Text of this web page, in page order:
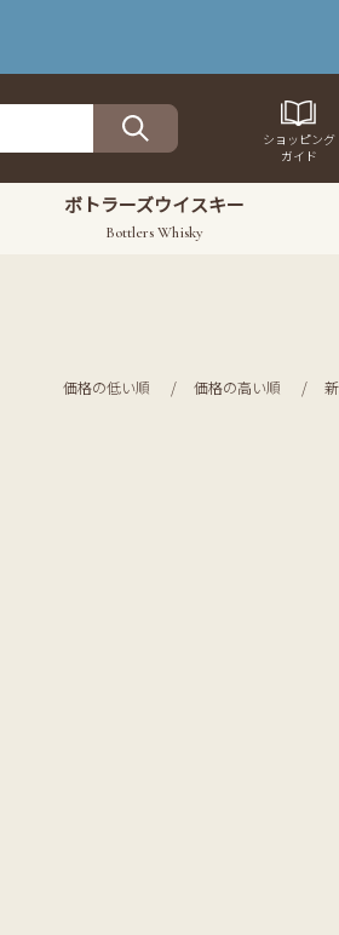
ショッピング
ガイド
ボトラーズウイスキー
Bottlers Whisky
価格の低い順 価格の高い順